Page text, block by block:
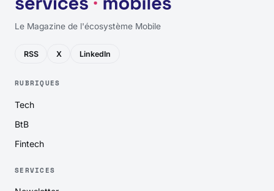
Le Magazine de l'écosystème Mobile
RSS X LinkedIn
RUBRIQUES
Tech
BtB
Fintech
SERVICES